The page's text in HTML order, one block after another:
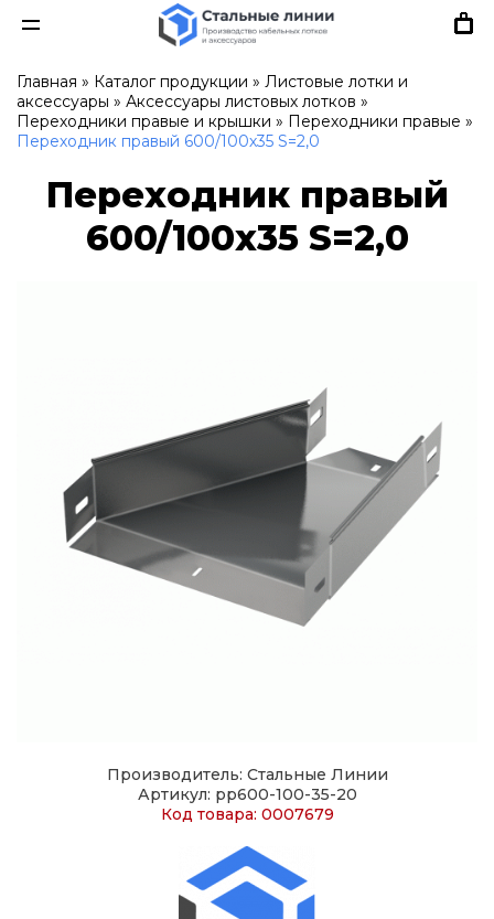
Главная » Каталог продукции » Листовые лотки и
аксессуары » Аксессуары листовых лотков »
Переходники правые и крышки » Переходники правые »
Переходник правый 600/100х35 S=2,0
Переходник правый
600/100х35 S=2,0
Производитель: Стальные Линии
Артикул: pp600-100-35-20
Код товара: 0007679